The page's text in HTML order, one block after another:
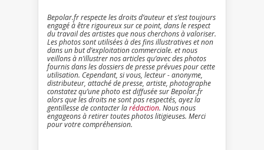
Bepolar.fr respecte les droits d’auteur et s’est toujours
engagé à être rigoureux sur ce point, dans le respect
du travail des artistes que nous cherchons à valoriser.
Les photos sont utilisées à des fins illustratives et non
dans un but d’exploitation commerciale. et nous
veillons à n’illustrer nos articles qu’avec des photos
fournis dans les dossiers de presse prévues pour cette
utilisation. Cependant, si vous, lecteur - anonyme,
distributeur, attaché de presse, artiste, photographe
constatez qu’une photo est diffusée sur Bepolar.fr
alors que les droits ne sont pas respectés, ayez la
gentillesse de contacter larédaction. Nous nous
engageons à retirer toutes photos litigieuses. Merci
pour votre compréhension.